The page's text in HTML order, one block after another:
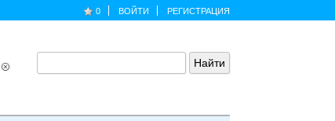
0 ВОЙТИ РЕГИСТРАЦИЯ